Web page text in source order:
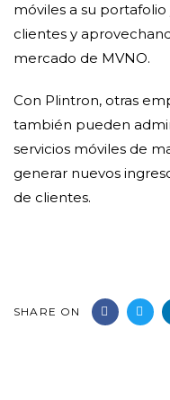
móviles a su
clientes y
mercado de MVNO.
Con Plintron, otras
también pueden
servicios móviles de
generar nuevos
de clientes.
SHARE ON